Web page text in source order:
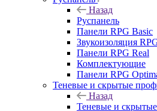
Назад
Руспанель
Панели RPG Basic
Звукоизоляция
Панели RPG Real
Комплектующие
Панели RPG
Теневые и скрытые
Назад
Теневые и